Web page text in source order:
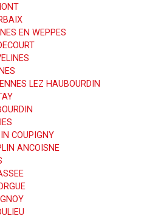
EN WEPPES
LEZ HAUBOURDIN
COUPIGNY
ANCOISNE